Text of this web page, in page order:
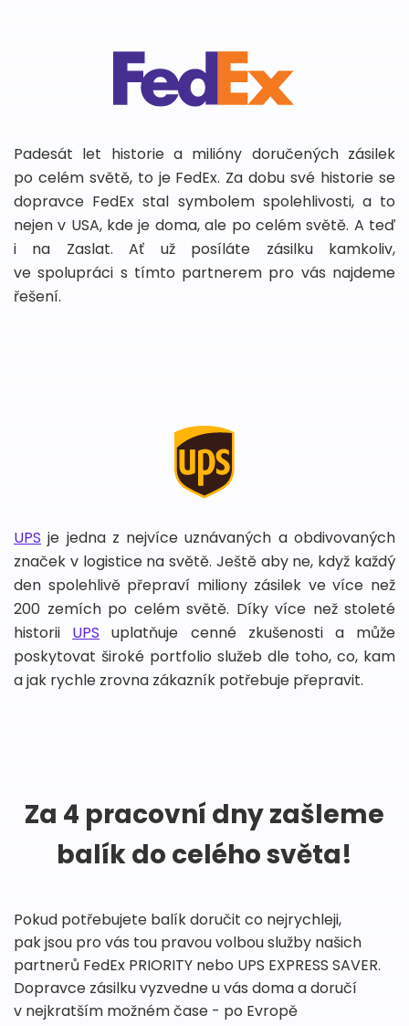
Padesát let historie a milióny doručených zásilek
po celém světě, to je FedEx. Za dobu své historie se
dopravce FedEx stal symbolem spolehlivosti, a to
nejen v USA, kde je doma, ale po celém světě. A teď
i na Zaslat. Ať už posíláte zásilku kamkoliv,
ve spolupráci s tímto partnerem pro vás najdeme
řešení.
UPS je jedna z nejvíce uznávaných a obdivovaných
značek v logistice na světě. Ještě aby ne, když každý
den spolehlivě přepraví miliony zásilek ve více než
200 zemích po celém světě. Díky více než stoleté
historii UPS uplatňuje cenné zkušenosti a může
poskytovat široké portfolio služeb dle toho, co, kam
a jak rychle zrovna zákazník potřebuje přepravit.
Za 4 pracovní dny zašleme
balík do celého světa!
Pokud potřebujete balík doručit co nejrychleji,
pak jsou pro vás tou pravou volbou služby našich
partnerů FedEx PRIORITY nebo UPS EXPRESS SAVER.
Dopravce zásilku vyzvedne u vás doma a doručí
v nejkratším možném čase - po Evropě